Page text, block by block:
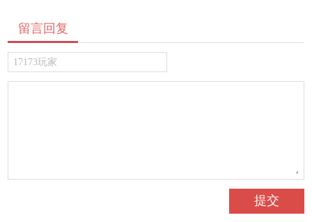
留言回复